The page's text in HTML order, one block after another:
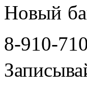
Новый
8-910-